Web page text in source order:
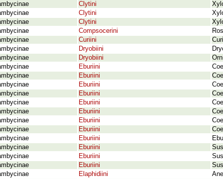
Clytini
Clytini
Clytini
Compsocerini
Curiini
Dryobiini
Dryobiini
Eburiini
Eburiini
Eburiini
Eburiini
Eburiini
Eburiini
Eburiini
Eburiini
Eburiini
Eburiini
Eburiini
Eburiini
Elaphidiini